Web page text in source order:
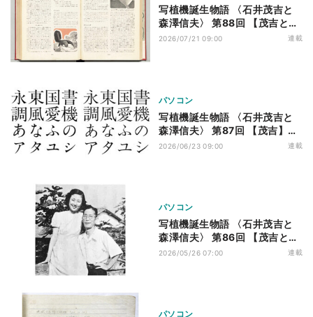
写植機誕生物語 〈石井茂吉と
森澤信夫〉 第88回 【茂吉と信
夫】「写植は活版にとってかわ
2026/07/21 09:00 連載
パソコン
写植機誕生物語 〈石井茂吉と
森澤信夫〉 第87回 【茂吉】新
しい原字
2026/06/23 09:00 連載
パソコン
写植機誕生物語 〈石井茂吉と
森澤信夫〉 第86回 【茂吉と信
夫】一家をあげての製作
2026/05/26 07:00 連載
パソコン